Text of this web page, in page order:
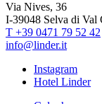
Via Nives, 36
I-39048 Selva di Val
T +39 0471 79 52 42
info@linder.it
Instagram
Hotel Linder